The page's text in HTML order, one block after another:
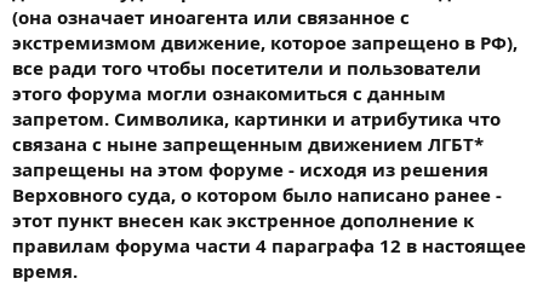
хотим денег — немедленно. Как бы нам научиться не забывать,
что слава и деньги — это дары, которые нам вручают лишь
после того, как мы сами подарим миру нашу лучшую,
одиночную, индивидуальную правду!
Так что давайте-ка соорудим лучшую из мышеловок, и не
важно, повалит к нам толпами народ или нет.
Что вы думаете о мире? Вы — призма, преломляющая свет
мира; он проходит через ваш разум и отбрасывает
разноцветные узоры на белый лист — уникальные узоры,
которые не создаст больше никто.
(она означает иноагента или связанное с
экстремизмом движение, которое запрещено в РФ),
все ради того чтобы посетители и пользователи
этого форума могли ознакомиться с данным
запретом. Символика, картинки и атрибутика что
связана с ныне запрещенным движением ЛГБТ*
запрещены на этом форуме - исходя из решения
Верховного суда, о котором было написано ранее -
этот пункт внесен как экстренное дополнение к
правилам форума части 4 параграфа 12 в настоящее
время.